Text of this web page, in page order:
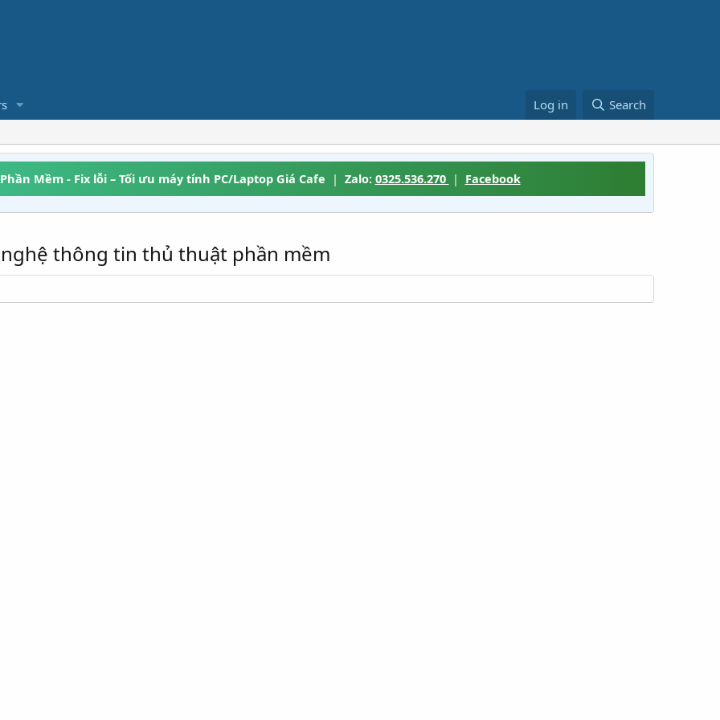
Log in Search
Mềm - Fix lỗi – Tối ưu máy tính PC/Laptop Giá Cafe | Zalo: 0325.536.270 | Facebook
thông tin thủ thuật phần mềm